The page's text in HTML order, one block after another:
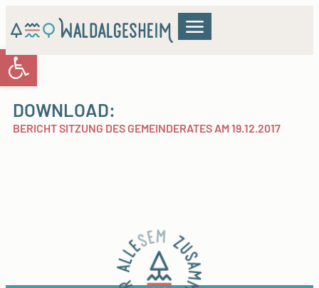
Werkzeugleiste öffnen
DOWNLOAD:
BERICHT SITZUNG DES GEMEINDERATES AM 19.12.2017